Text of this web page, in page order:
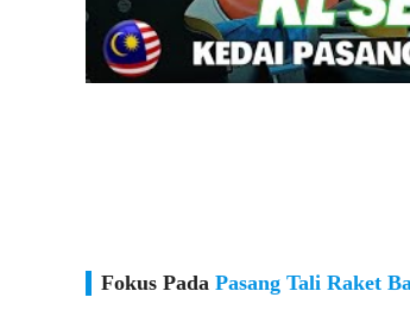
Fokus Pada Pasang Tali Raket